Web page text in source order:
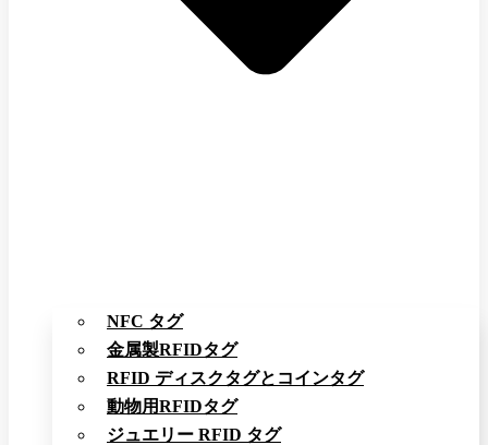
NFC タグ
金属製RFIDタグ
RFID ディスクタグとコインタグ
動物用RFIDタグ
ジュエリー RFID タグ